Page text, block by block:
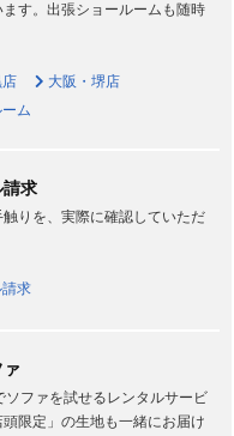
す。出張ショールームも随時
大阪・堺店
ム
求
りを、実際に確認していただ
求
ソファを試せるレンタルサービ
限定」の生地も一緒にお届け